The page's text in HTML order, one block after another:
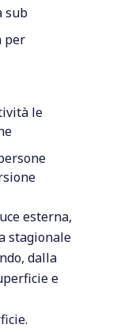
sub
per
le
esterna,
stagionale
dalla
e